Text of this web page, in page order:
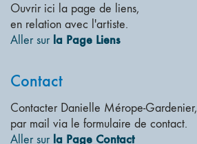
Ouvrir ici la page de liens,
en relation avec l'artiste.
Aller sur la Page Liens
Contact
Contacter Danielle Mérope-Gardenier,
par mail via le formulaire de contact.
Aller sur la Page Contact